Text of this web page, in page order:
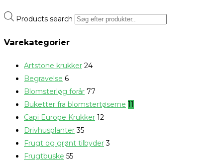
Products search
Varekategorier
Artstone krukker 24
Begravelse 6
Blomsterløg forår 77
Buketter fra blomstertøserne 11
Capi Europe Krukker 12
Drivhusplanter 35
Frugt og grønt tilbyder 3
Frugtbuske 55